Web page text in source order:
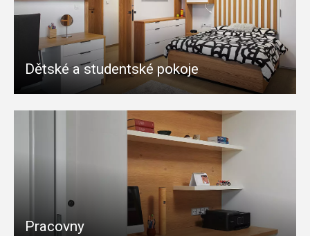
Dětské a studentské pokoje
Pracovny